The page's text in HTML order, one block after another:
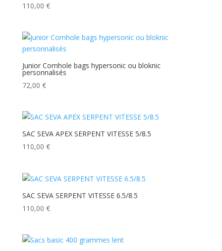
110,00 €
Junior Cornhole bags hypersonic ou bloknic
personnalisés
72,00 €
SAC SEVA APEX SERPENT VITESSE 5/8.5
110,00 €
SAC SEVA SERPENT VITESSE 6.5/8.5
110,00 €